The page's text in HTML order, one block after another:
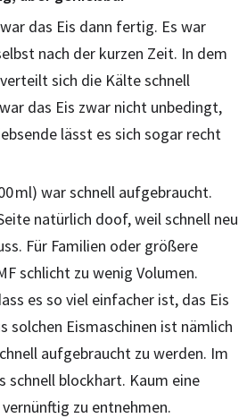
das Eis dann fertig. Es war
nach der kurzen Zeit. In dem
sich die Kälte schnell
das Eis zwar nicht unbedingt,
lässt es sich sogar recht
ml) war schnell aufgebraucht.
natürlich doof, weil schnell neu
Für Familien oder größere
schlicht zu wenig Volumen.
es so viel einfacher ist, das Eis
solchen Eismaschinen ist nämlich
aufgebraucht zu werden. Im
schnell blockhart. Kaum eine
zu entnehmen.